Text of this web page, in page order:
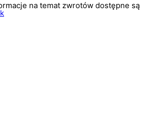
na temat zwrotów dostępne są